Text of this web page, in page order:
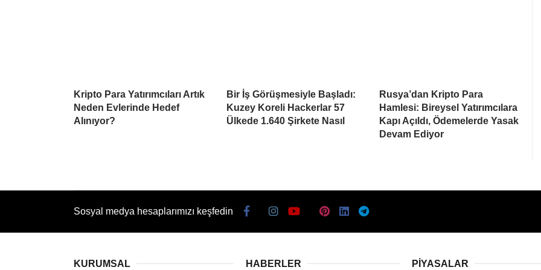
Kripto Para Yatırımcıları Artık
Neden Evlerinde Hedef
Alınıyor?
Bir İş Görüşmesiyle Başladı:
Kuzey Koreli Hackerlar 57
Ülkede 1.640 Şirkete Nasıl
Rusya’dan Kripto Para
Hamlesi: Bireysel Yatırımcılara
Kapı Açıldı, Ödemelerde Yasak
Devam Ediyor
Sosyal medya hesaplarımızı keşfedin
KURUMSAL HABERLER PIYASALAR